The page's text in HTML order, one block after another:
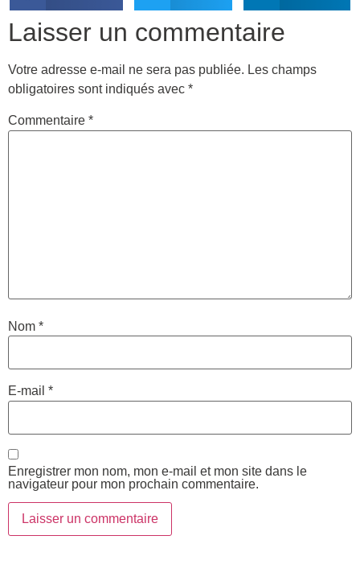
Laisser un commentaire
Votre adresse e-mail ne sera pas publiée. Les champs
obligatoires sont indiqués avec *
Commentaire *
Nom *
E-mail *
Enregistrer mon nom, mon e-mail et mon site dans le
navigateur pour mon prochain commentaire.